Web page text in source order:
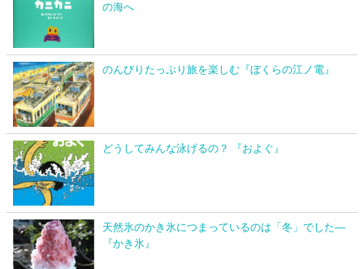
の海へ
のんびりたっぷり旅を楽しむ『ぼくらの江ノ電』
どうしてみんな泳げるの？ 『およぐ』
天然氷のかき氷につまっているのは「冬」でした―
『かき氷』